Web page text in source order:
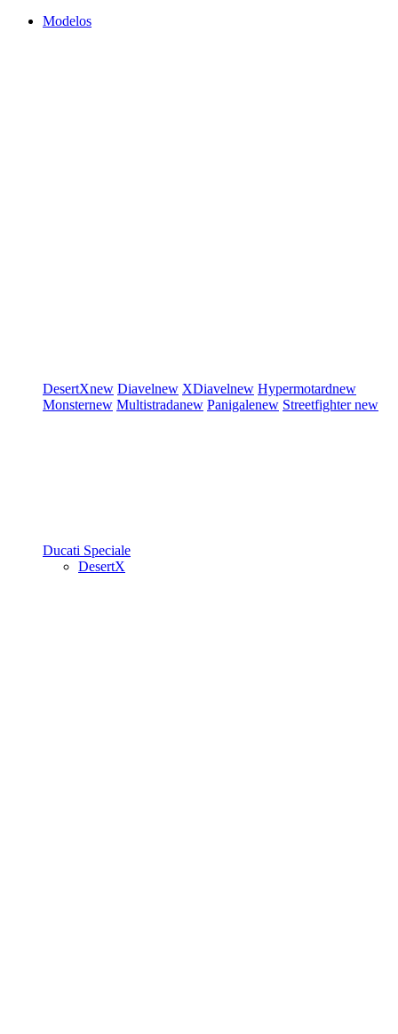
Modelos
DesertXnew Diavelnew XDiavelnew Hypermotardnew
Monsternew Multistradanew Panigalenew Streetfighternew
Ducati Speciale
DesertX